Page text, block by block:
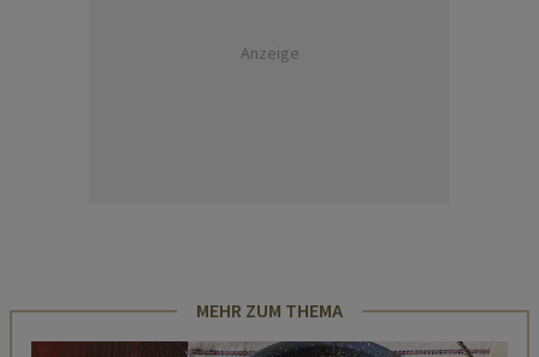
Anzeige
MEHR ZUM THEMA